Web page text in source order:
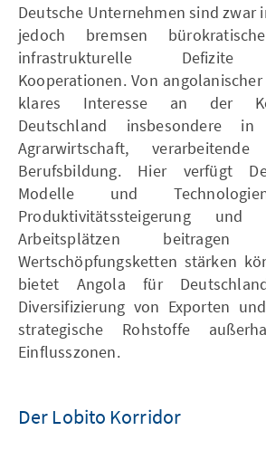
Deutsche Unternehmen sind zwar
jedoch bremsen
infrastrukturelle Defizite
Kooperationen. Von
klares Interesse an der
Deutschland insbesondere
Agrarwirtschaft,
Berufsbildung. Hier verfügt
Modelle und
Produktivitätssteigerung und
Arbeitsplätzen
Wertschöpfungsketten stärken
bietet Angola für
Diversifizierung von Exporten
strategische Rohstoffe
Einflusszonen.
Der Lobito Korridor